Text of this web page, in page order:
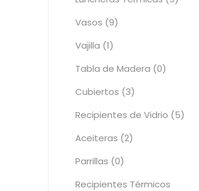
Vasos (9)
Vajilla (1)
Tabla de Madera (0)
Cubiertos (3)
Recipientes de Vidrio (5)
Aceiteras (2)
Parrillas (0)
Recipientes Térmicos